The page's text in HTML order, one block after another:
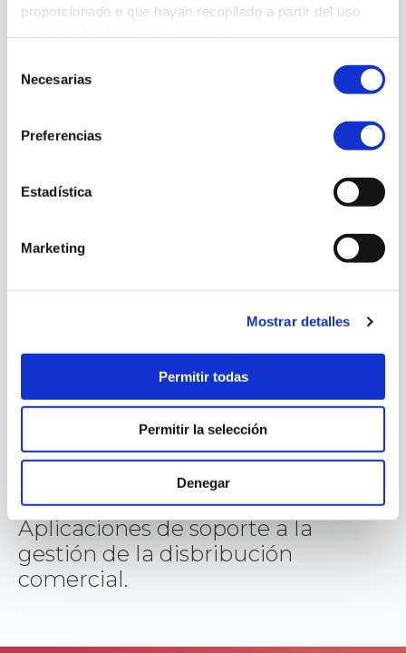
proporcionado o que hayan recopilado a partir del uso
Necesarias
Preferencias
Estadística
Marketing
Mostrar detalles
Permitir todas
Permitir la selección
Denegar
gestión de servicios técnicos y
Aplicaciones de soporte a la
gestión de la disbribución
comercial.